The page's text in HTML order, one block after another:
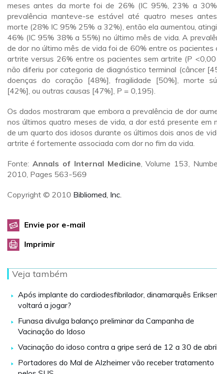
meses antes da morte foi de 26% (IC 95%, 23% a
prevalência manteve-se estável até quatro meses
morte (28% IC 95% 25% a 32%), então ela aumentou,
46% (IC 95% 38% a 55%) no último mês de vida. A
de dor no último mês de vida foi de 60% entre os pacientes
artrite versus 26% entre os pacientes sem artrite (P
não diferiu por categoria de diagnóstico terminal (câncer
doenças do coração [48%], fragilidade [50%], morte
[42%], ou outras causas [47%], P = 0,195).
Os dados mostraram que embora a prevalência de dor
nos últimos quatro meses de vida, a dor está presente em
de um quarto dos idosos durante os últimos dois anos de
artrite é fortemente associada com dor no fim da vida.
Fonte: Annals of Internal Medicine, Volume 153,
2010, Pages 563-569
Copyright © 2010 Bibliomed, Inc.
Envie por e-mail
Imprimir
Veja também
Após implante do cardiodesfibrilador, dinamarquês
voltará a jogar?
Funasa divulga balanço preliminar da Campanha de
Vacinação do Idoso
Vacinação do idoso contra a gripe será de 12 a 30 de
Portadores do Mal de Alzheimer vão receber tratamento